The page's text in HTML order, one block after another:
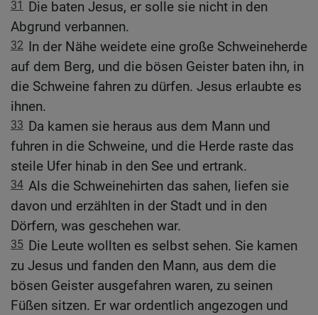
31
Die baten Jesus, er solle sie nicht in den
Abgrund verbannen.
32 In der Nähe weidete eine große Schweineherde
auf dem Berg, und die bösen Geister baten ihn, in
die Schweine fahren zu dürfen. Jesus erlaubte es
ihnen.
33 Da kamen sie heraus aus dem Mann und
fuhren in die Schweine, und die Herde raste das
steile Ufer hinab in den See und ertrank.
34 Als die Schweinehirten das sahen, liefen sie
davon und erzählten in der Stadt und in den
Dörfern, was geschehen war.
35 Die Leute wollten es selbst sehen. Sie kamen
zu Jesus und fanden den Mann, aus dem die
bösen Geister ausgefahren waren, zu seinen
Füßen sitzen. Er war ordentlich angezogen und